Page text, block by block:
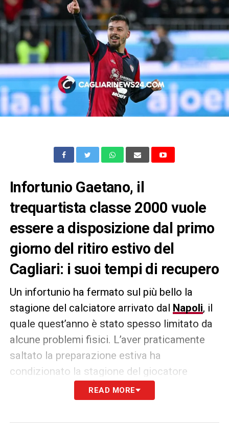
Infortunio Gaetano, il
trequartista classe 2000 vuole
essere a disposizione dal primo
giorno del ritiro estivo del
Cagliari: i suoi tempi di recupero
Un infortunio ha fermato sul più bello la
stagione del calciatore arrivato dal Napoli, il
quale quest’anno è stato spesso limitato da
alcune problemi fisici. L’aver praticamente
saltato la preparazione estiva ha
condizionato la stagione del giocatore
Gianluca Gaetano
trequartista delCagliariè finito sotto i ferri
READ MORE